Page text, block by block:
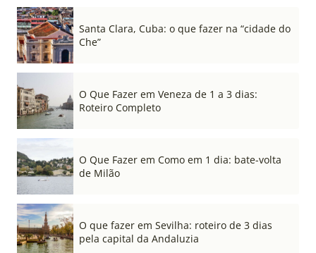
Santa Clara, Cuba: o que fazer na “cidade do
Che”
O Que Fazer em Veneza de 1 a 3 dias:
Roteiro Completo
O Que Fazer em Como em 1 dia: bate-volta
de Milão
O que fazer em Sevilha: roteiro de 3 dias
pela capital da Andaluzia